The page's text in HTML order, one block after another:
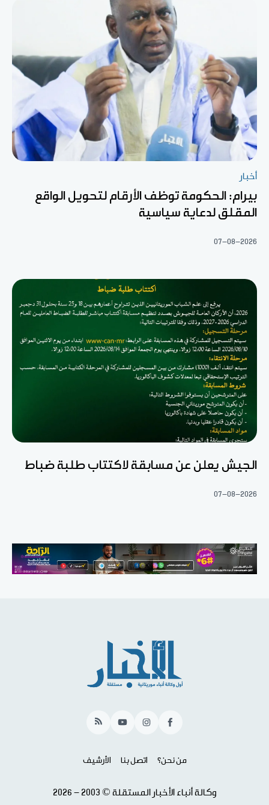
أخبار
بيرام: الحكومة توظف الأرقام لتحويل الواقع
المقلق لدعاية سياسية
07-08-2026
الجيش يعلن عن مسابقة لاكتتاب طلبة ضباط
07-08-2026
Facebook
Instagram
YouTube
RSS
من نحن؟ اتصل بنا الأرشيف
وكالة أنباء الأخبار المستقلة © 2003 - 2026